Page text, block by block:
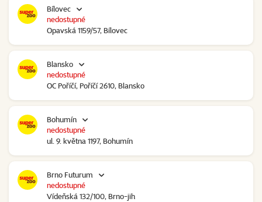
Bílovec
Opavská 1159/57, Bílovec
nedostupné
Blansko
OC Poříčí, Poříčí 2610, Blansko
nedostupné
Bohumín
ul. 9. května 1197, Bohumín
nedostupné
Brno Futurum
Vídeňská 132/100, Brno-jih
nedostupné